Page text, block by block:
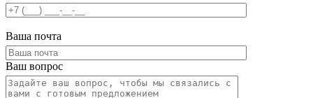
Ваша почта
Ваш вопрос